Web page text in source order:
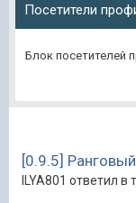
Посетители
Блок посетителей
[0.9.5]
ILYA801 ответил